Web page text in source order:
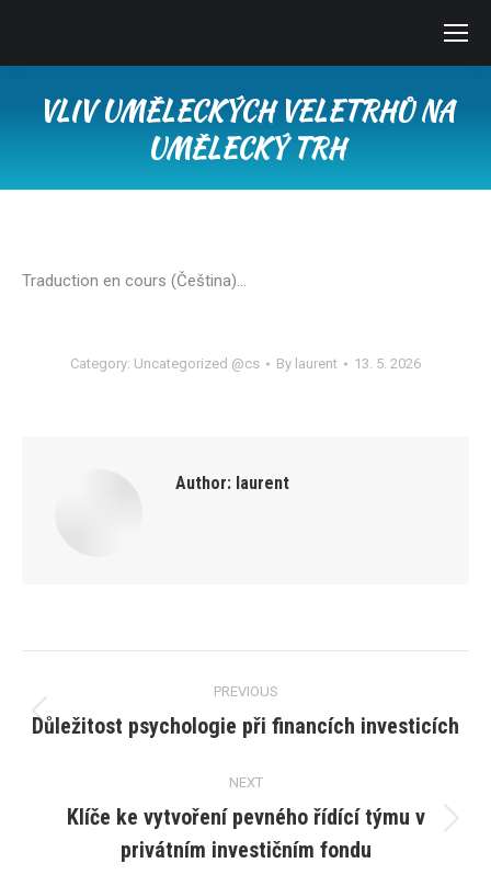
VLIV UMĚLECKÝCH VELETRHŮ NA
UMĚLECKÝ TRH
Traduction en cours (Čeština)…
Category: Uncategorized @cs By laurent 13. 5. 2026
Author: laurent
navigation
PREVIOUS
Previous
Důležitost psychologie při financích investicích
NEXT
post:
Klíče ke vytvoření pevného řídící týmu v
privátním investičním fondu